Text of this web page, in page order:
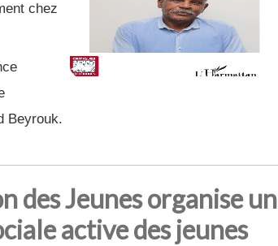
chez
Beyrouk.
des Jeunes organise un
active des jeunes